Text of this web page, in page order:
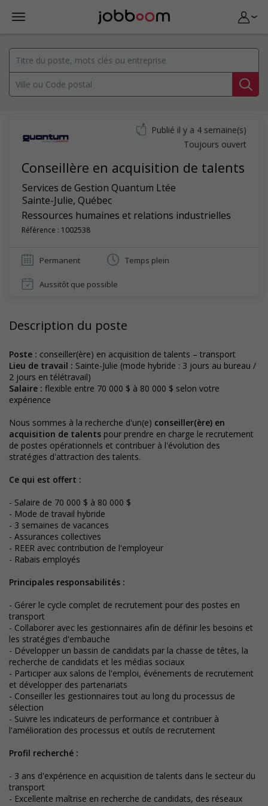
Conseillère en acquisition de talents
Services de Gestion Quantum Ltée
Sainte-Julie, Québec
Ressources humaines et relations industrielles
Référence : 1002538
Publié il y a 4 semaine(s)
Toujours ouvert
Permanent Temps plein
Aussitôt que possible
Description du poste
Poste : conseiller(ère) en acquisition de talents – transport
Lieu de travail : Sainte-Julie (mode hybride : 3 jours au bureau /
2 jours en télétravail)
Salaire : flexible entre 70 000 $ à 80 000 $ selon votre
expérience
Nous sommes à la recherche d'un(e) conseiller(ère) en
acquisition de talents pour prendre en charge le recrutement
de postes opérationnels et contribuer à l'évolution des
stratégies d'attraction des talents.
Ce qui est offert :
- Salaire de 70 000 $ à 80 000 $
- Mode de travail hybride
- 3 semaines de vacances
- Assurances collectives
- REER avec contribution de l'employeur
- Rabais employés
Principales responsabilités :
- Gérer le cycle complet de recrutement pour des postes en
transport
- Collaborer avec les gestionnaires afin de définir les besoins et
les stratégies d'embauche
- Développer un bassin de candidats par la chasse de têtes, la
recherche de candidats et les médias sociaux
- Participer aux salons de l'emploi, événements de recrutement
et développer des partenariats
- Conseiller les gestionnaires tout au long du processus de
sélection
- Suivre les indicateurs de performance et contribuer à
l'amélioration des processus et outils de recrutement
Profil recherché :
- 3 ans d'expérience en acquisition de talents dans le secteur du
transport
- Excellente maîtrise en recherche de candidats, des réseaux